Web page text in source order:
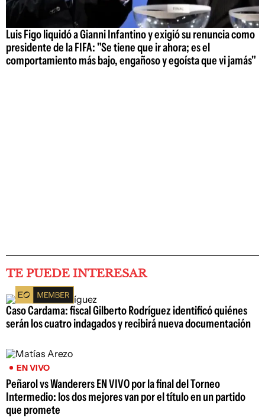
Luis Figo liquidó a Gianni Infantino y exigió su renuncia como
presidente de la FIFA: "Se tiene que ir ahora; es el
comportamiento más bajo, engañoso y egoísta que vi jamás"
TE PUEDE INTERESAR
Caso Cardama: fiscal Gilberto Rodríguez identificó quiénes
serán los cuatro indagados y recibirá nueva documentación
EN VIVO
Peñarol vs Wanderers EN VIVO por la final del Torneo
Intermedio: los dos mejores van por el título en un partido
que promete